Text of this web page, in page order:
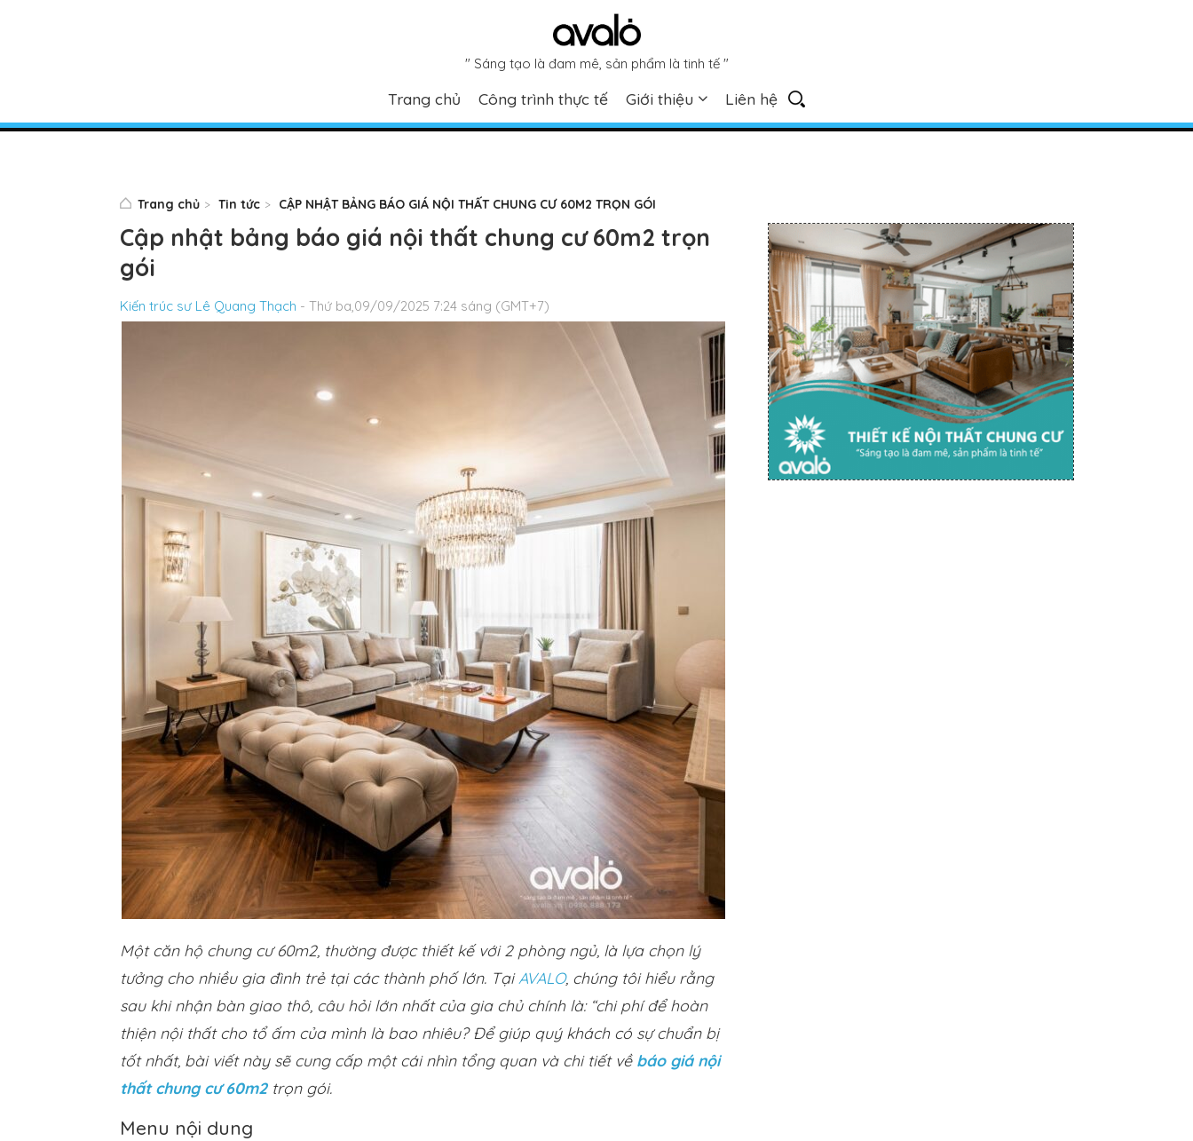
" Sáng tạo là đam mê, sản phẩm là tinh tế "
Trang chủ Công trình thực tế Giới thiệu Liên hệ
Trang chủ Tin tức CẬP NHẬT BẢNG BÁO GIÁ NỘI THẤT CHUNG CƯ 60M2 TRỌN GÓI
Cập nhật bảng báo giá nội thất chung cư 60m2 trọn
gói
Kiến trúc sư Lê Quang Thạch - Thứ ba,09/09/2025 7:24 sáng (GMT+7)
Một căn hộ chung cư 60m2, thường được thiết kế với 2 phòng ngủ, là lựa chọn lý
tưởng cho nhiều gia đình trẻ tại các thành phố lớn. TạiAVALO, chúng tôi hiểu rằng
sau khi nhận bàn giao thô, câu hỏi lớn nhất của gia chủ chính là: “chi phí để hoàn
thiện nội thất cho tổ ấm của mình là bao nhiêu? Để giúp quý khách có sự chuẩn bị
tốt nhất, bài viết này sẽ cung cấp một cái nhìn tổng quan và chi tiết về báo giá nội
thất chung cư 60m2trọn gói.
Menu nội dung